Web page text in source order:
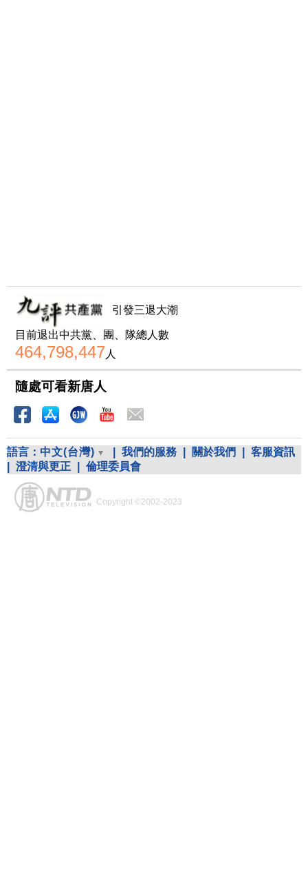
引發三退大潮
目前退出中共黨、團、隊總人數
464,798,447人
隨處可看新唐人
語言： 中文(台灣) 我們的服務 關於我們
客服資訊
澄清與更正 倫理委員會
Copyright ©2002-2023